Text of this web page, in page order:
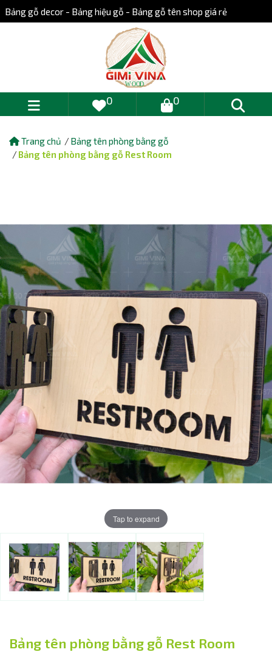
Trang chủ
Bảng tên phòng bằng gỗ
Bảng tên phòng bằng gỗ Rest Room
Tap to expand
Bảng tên phòng bằng gỗ Rest Room
Bảng gỗ decor - Bảng hiệu gỗ - Bảng gỗ tên shop giá rẻ
0 0